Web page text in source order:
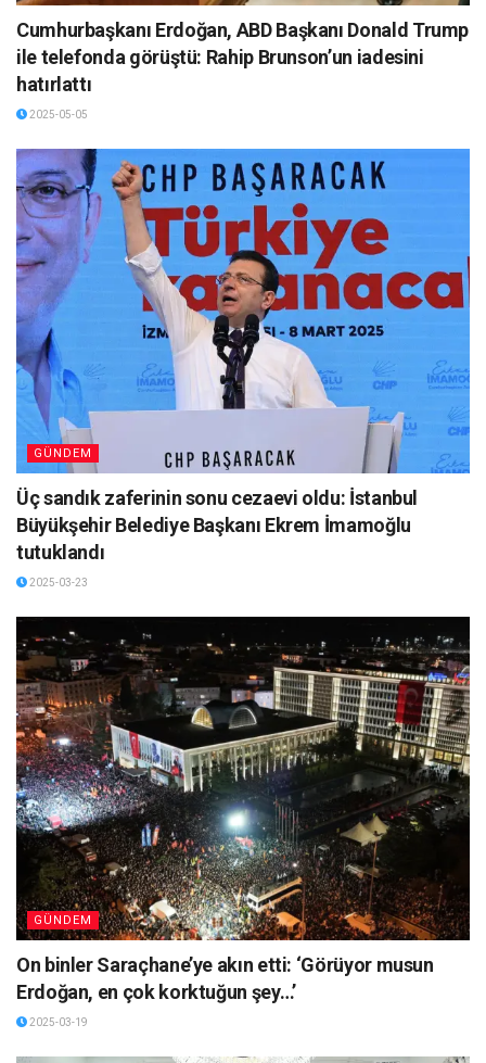
Cumhurbaşkanı Erdoğan, ABD Başkanı Donald Trump
ile telefonda görüştü: Rahip Brunson’un iadesini
hatırlattı
2025-05-05
GÜNDEM
Üç sandık zaferinin sonu cezaevi oldu: İstanbul
Büyükşehir Belediye Başkanı Ekrem İmamoğlu
tutuklandı
2025-03-23
GÜNDEM
On binler Saraçhane’ye akın etti: ‘Görüyor musun
Erdoğan, en çok korktuğun şey…’
2025-03-19